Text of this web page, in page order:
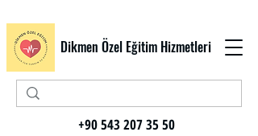
Dikmen Özel Eğitim Hizmetleri
+90 543 207 35 50